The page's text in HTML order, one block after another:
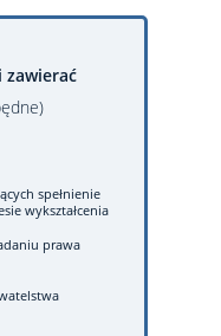
zawierać
spełnienie
wykształcenia
prawa